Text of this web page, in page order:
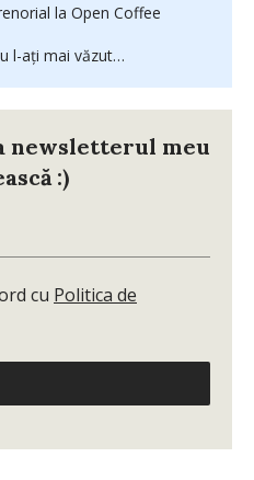
la Open Coffee
l-aţi mai văzut…
newsletterul meu
:)
cu Politica de